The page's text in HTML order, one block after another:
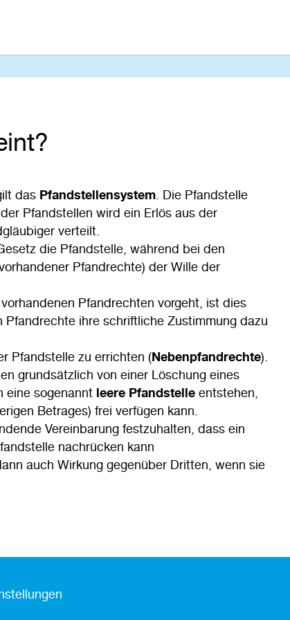
das Pfandstellensystem . Die Pfandstelle
Pfandstellen wird ein Erlös aus der
verteilt.
die Pfandstelle, während bei den
Pfandrechte) der Wille der
Pfandrechten vorgeht, ist dies
ihre schriftliche Zustimmung dazu
Pfandstelle zu errichten (Nebenpfandrechte).
grundsätzlich von einer Löschung eines
eine sogenannt leere Pfandstelle entstehen,
Betrages) frei verfügen kann.
Vereinbarung festzuhalten, dass ein
nachrücken kann
auch Wirkung gegenüber Dritten, wenn sie